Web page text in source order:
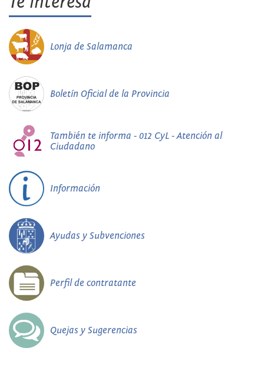
Lonja de Salamanca
Boletín Oficial de la Provincia
También te informa - 012 CyL - Atención al
Ciudadano
Información
Ayudas y Subvenciones
Perfil de contratante
Quejas y Sugerencias